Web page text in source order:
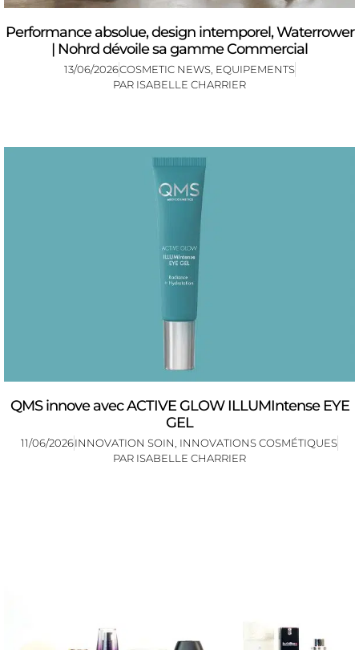
Performance absolue, design intemporel, Waterrower
| Nohrd dévoile sa gamme Commercial
13/06/2026COSMETIC NEWS, EQUIPEMENTS
PAR ISABELLE CHARRIER
QMS innove avec ACTIVE GLOW ILLUMIntense EYE
GEL
11/06/2026INNOVATION SOIN INNOVATIONS COSMÉTIQUES
PAR ISABELLE CHARRIER